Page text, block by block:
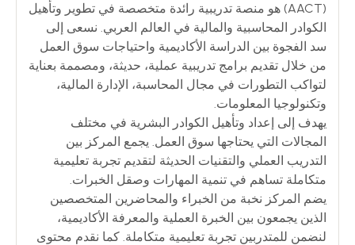
(AACT) هو منصة تدريبية رائدة متخصصة في تطوير وتأهيل
الكوادر المحاسبية والمالية في العالم العربي. نسعى إلى
سد الفجوة بين الدراسة الأكاديمية واحتياجات سوق العمل
من خلال تقديم برامج تدريبية عملية، حديثة، ومصممة بعناية
لتواكب التطورات في مجال المحاسبة، الإدارة المالية،
وتكنولوجيا المعلومات.
يهدف إلى إعداد وتأهيل الكوادر البشرية في مختلف
المجالات التي يحتاجها سوق العمل. يجمع المركز بين
التدريب العملي والتقنيات الحديثة لتقديم تجربة تعليمية
متكاملة تساهم في تنمية المهارات وصقل الخبرات.
يضم المركز نخبة من الخبراء والمحاضرين المتخصصين
الذين يجمعون بين الخبرة العملية والمعرفة الأكاديمية،
لنضمن للمتدربين تجربة تعليمية متكاملة. كما نقدم محتوى